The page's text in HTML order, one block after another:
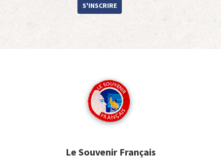
S'INSCRIRE
Le Souvenir Français